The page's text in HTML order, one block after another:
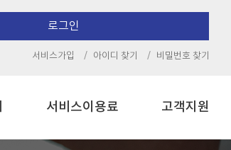
로그인
서비스가입 아이디 찾기 비밀번호 찾기
서비스이용료 고객지원